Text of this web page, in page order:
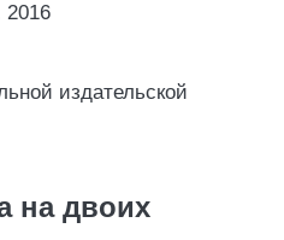
2016
издательской
на двоих